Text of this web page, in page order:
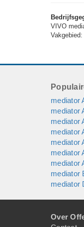
VIVO
mediator
mediator
mediator
mediator
mediator
mediator
mediator
mediator
mediator
Over